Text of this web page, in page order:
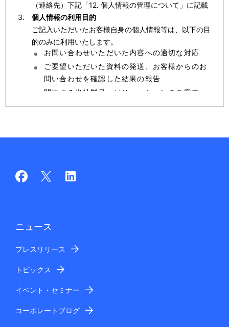
（連絡先）下記「12. 個人情報の管理について」に記載
個人情報の利用目的
ご記入いただいたお客様自身の個人情報等は、以下の目
的のみに利用いたします。
お問い合わせいただいた内容への適切な対応
ご要望いただいた資料の発送、お客様からのお
問い合わせを確認した結果の報告
関連する当社製品・ソリューションのご案内
今後予定する当社が運営する関連製品・サービ
工した上で以下に利用することがあります。
IT・ネットワークソリューション事業に関連し
当サイトのお客様のアクセス傾向の分析
取得する個人情報の項目
名、お問い合わせ内容（一部、任意項目あり）
個人情報の第三者提供
があります。法令等に特段の定めがある場合を除き、以
ニュース
プレスリリース
トピックス
イベント・セミナー
コーポレートブログ